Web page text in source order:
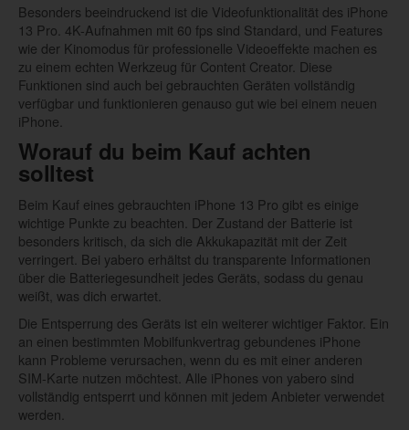
Besonders beeindruckend ist die Videofunktionalität des iPhone
13 Pro. 4K-Aufnahmen mit 60 fps sind Standard, und Features
wie der Kinomodus für professionelle Videoeffekte machen es
zu einem echten Werkzeug für Content Creator. Diese
Funktionen sind auch bei gebrauchten Geräten vollständig
verfügbar und funktionieren genauso gut wie bei einem neuen
iPhone.
Worauf du beim Kauf achten
solltest
Beim Kauf eines gebrauchten iPhone 13 Pro gibt es einige
wichtige Punkte zu beachten. Der Zustand der Batterie ist
besonders kritisch, da sich die Akkukapazität mit der Zeit
verringert. Bei yabero erhältst du transparente Informationen
über die Batteriegesundheit jedes Geräts, sodass du genau
weißt, was dich erwartet.
Die Entsperrung des Geräts ist ein weiterer wichtiger Faktor. Ein
an einen bestimmten Mobilfunkvertrag gebundenes iPhone
kann Probleme verursachen, wenn du es mit einer anderen
SIM-Karte nutzen möchtest. Alle iPhones von yabero sind
vollständig entsperrt und können mit jedem Anbieter verwendet
werden.